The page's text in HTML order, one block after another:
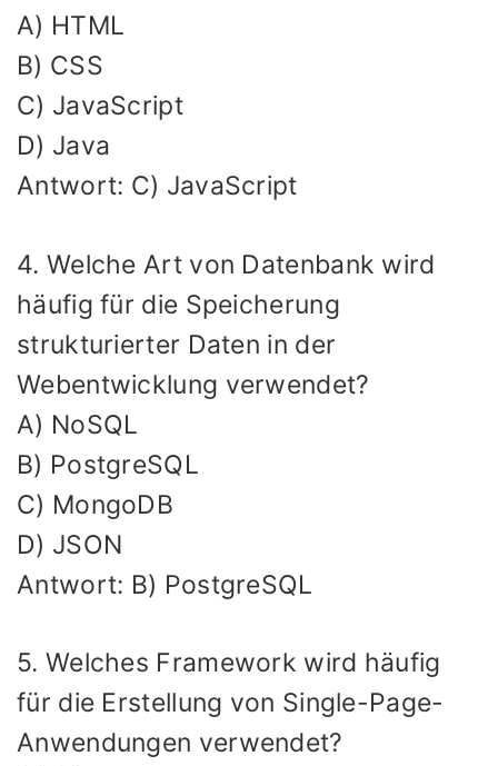
A) HTML
B) CSS
C) JavaScript
D) Java
Antwort: C) JavaScript
4. Welche Art von Datenbank wird
häufig für die Speicherung
strukturierter Daten in der
Webentwicklung verwendet?
A) NoSQL
B) PostgreSQL
C) MongoDB
D) JSON
Antwort: B) PostgreSQL
5. Welches Framework wird häufig
für die Erstellung von Single-Page-
Anwendungen verwendet?